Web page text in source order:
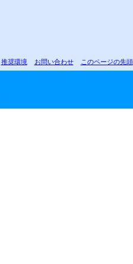
推奨環境 お問い合わせ このページの先頭